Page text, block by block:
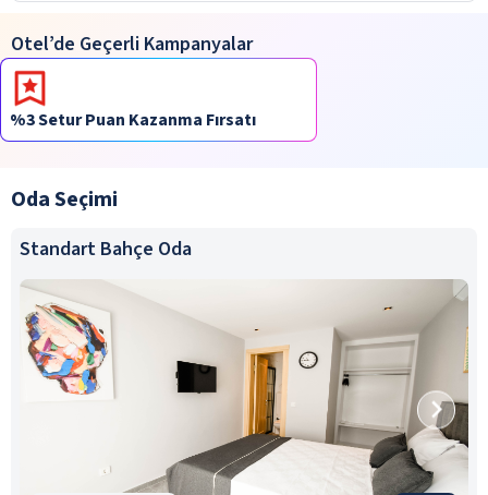
Otel’de Geçerli Kampanyalar
%3 Setur Puan Kazanma Fırsatı
Oda Seçimi
Standart Bahçe Oda